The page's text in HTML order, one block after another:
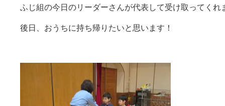
ふじ組の今日のリーダーさんが代表して受け取ってくれ
後日、おうちに持ち帰りたいと思います！